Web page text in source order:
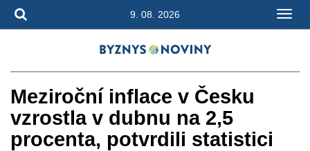
9. 08. 2026
Meziroční inflace v Česku
vzrostla v dubnu na 2,5
procenta, potvrdili statistici